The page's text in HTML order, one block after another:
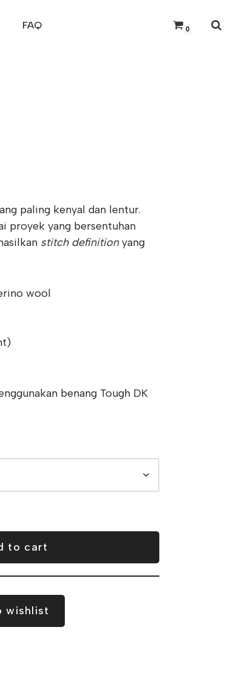
FAQ 0
paling kenyal dan lentur.
proyek yang bersentuhan
stitch definitionyang
wool
benang Tough DK
to cart
wishlist